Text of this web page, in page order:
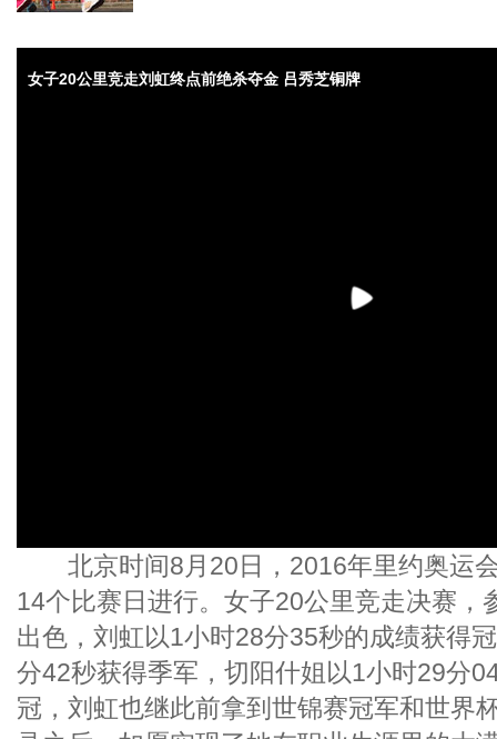
女子20公里竞走刘虹终点前绝杀夺金 吕秀芝铜牌
北京时间8月20日，2016年里约奥运
14个比赛日进行。女子20公里竞走决赛，
出色，刘虹以1小时28分35秒的成绩获得
分42秒获得季军，切阳什姐以1小时29分
冠，刘虹也继此前拿到世锦赛冠军和世界